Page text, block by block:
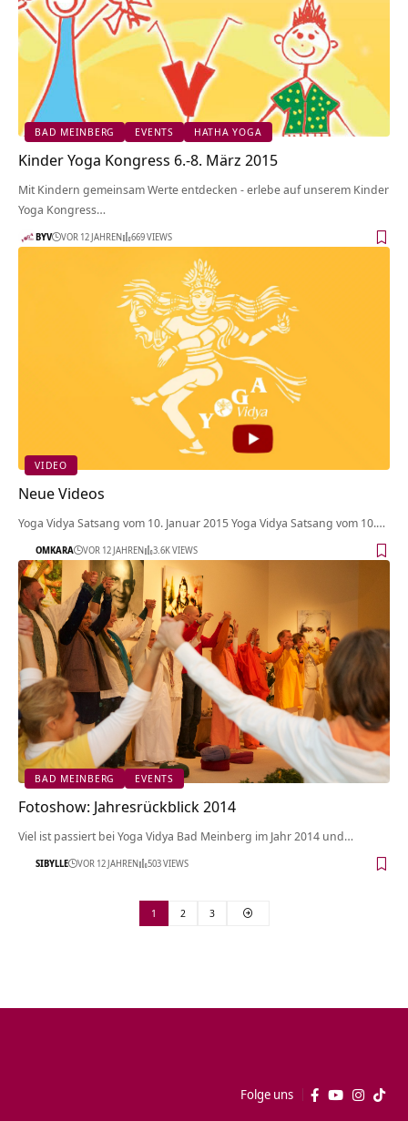
BAD MEINBERG EVENTS HATHA YOGA
Kinder Yoga Kongress 6.-8. März 2015
Mit Kindern gemeinsam Werte entdecken - erlebe auf unserem Kinder
Yoga Kongress…
BYV VOR 12 JAHREN 669 VIEWS
VIDEO
Neue Videos
Yoga Vidya Satsang vom 10. Januar 2015 Yoga Vidya Satsang vom 10.…
OMKARA VOR 12 JAHREN 3.6K VIEWS
BAD MEINBERG EVENTS
Fotoshow: Jahresrückblick 2014
Viel ist passiert bei Yoga Vidya Bad Meinberg im Jahr 2014 und…
SIBYLLE VOR 12 JAHREN 503 VIEWS
1 2 3
Folge uns